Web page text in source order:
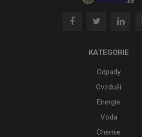
KATEGORIE
Odpady
Ovzduší
Energie
Voda
Chemie